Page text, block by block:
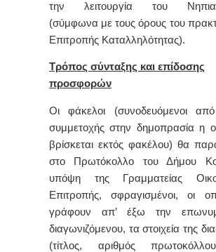
την λειτουργία του
(σύμφωνα με τους όρους του
Επιτροπής Καταλληλότητας).
Τρόπος σύνταξης και επίδοσης
προσφορών
Οι φάκελοι (συνοδευόμενοι
συμμετοχής στην δημοπρασία η
βρίσκεται εκτός φακέλου) θα
στο Πρωτόκολλο του Δήμου
υπόψη της Γραμματείας
Επιτροπής, σφραγισμένοι, οι
γράφουν απ’ έξω την
διαγωνιζόμενου, τα στοιχεία της
(τίτλος, αριθμός